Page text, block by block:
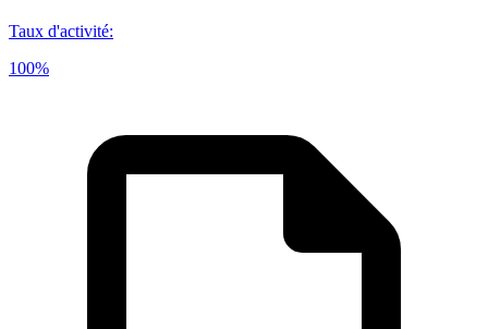
Taux d'activité:
100%